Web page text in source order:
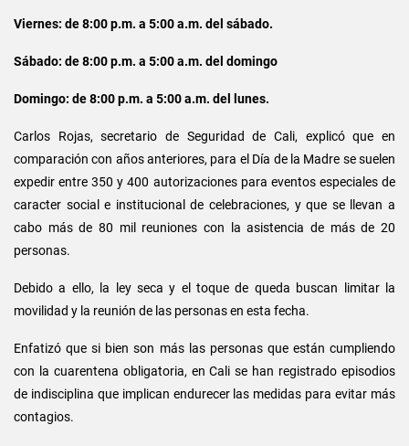
Viernes: de 8:00 p.m. a 5:00 a.m. del sábado.
Sábado: de 8:00 p.m. a 5:00 a.m. del domingo
Domingo: de 8:00 p.m. a 5:00 a.m. del lunes.
Carlos Rojas, secretario de Seguridad de Cali, explicó que en
comparación con años anteriores, para el Día de la Madre se suelen
expedir entre 350 y 400 autorizaciones para eventos especiales de
caracter social e institucional de celebraciones, y que se llevan a
cabo más de 80 mil reuniones con la asistencia de más de 20
personas.
Debido a ello, la ley seca y el toque de queda buscan limitar la
movilidad y la reunión de las personas en esta fecha.
Enfatizó que si bien son más las personas que están cumpliendo
con la cuarentena obligatoria, en Cali se han registrado episodios
de indisciplina que implican endurecer las medidas para evitar más
contagios.